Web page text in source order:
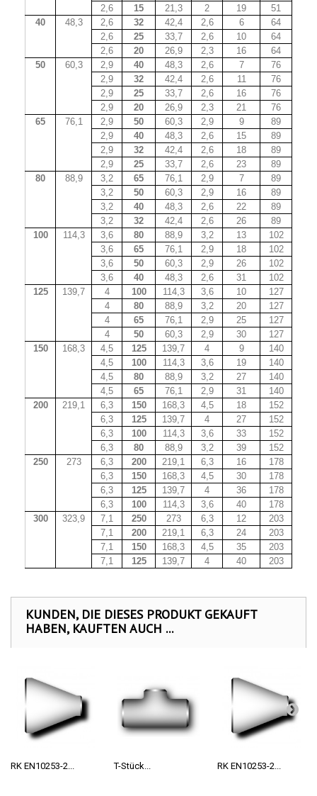
2,6
15 21,3 2 19
51
40
48,3 2,6 32 42,4 2,6 6
64
2,6
25 33,7 2,6 10
64
2,6
20 26,9 2,3 16
64
50
60,3 2,9 40 48,3 2,6 7
76
2,9
32 42,4 2,6 11
76
2,9
25 33,7 2,6 16
76
2,9
20 26,9 2,3 21
76
65
76,1 2,9 50 60,3 2,9 9
89
2,9
40 48,3 2,6 15
89
2,9
32 42,4 2,6 18
89
2,9
25 33,7 2,6 23
89
80
88,9 3,2 65 76,1 2,9 7
89
3,2
50 60,3 2,9 16
89
3,2
40 48,3 2,6 22
89
3,2
32 42,4 2,6 26
89
100
114,3 3,6 80 88,9 3,2 13
102
3,6
65 76,1 2,9 18
102
3,6
50 60,3 2,9 26
102
3,6
40 48,3 2,6 31
102
125
139,7 4 100 114,3 3,6 10
127
4
80 88,9 3,2 20
127
4
65 76,1 2,9 25
127
4
50 60,3 2,9 30
127
150
168,3 4,5 125 139,7 4 9
140
4,5
100 114,3 3,6 19
140
4,5
80 88,9 3,2 27
140
4,5
65 76,1 2,9 31
140
200
219,1 6,3 150 168,3 4,5 18
152
6,3
125 139,7 4 27
152
6,3
100 114,3 3,6 33
152
6,3
80 88,9 3,2 39
152
250
273 6,3 200 219,1 6,3 16
178
6,3
150 168,3 4,5 30
178
6,3
125 139,7 4 36
178
6,3
100 114,3 3,6 40
178
300
323,9 7,1 250 273 6,3 12
203
7,1
200 219,1 6,3 24
203
7,1
150 168,3 4,5 35
203
7,1
125 139,7 4 40 203
KUNDEN, DIE DIESES PRODUKT GEKAUFT
HABEN, KAUFTEN AUCH ...
RK EN10253-2... T-Stück... RK EN10253-2...